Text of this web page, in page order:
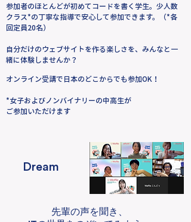
参加者のほとんどが初めてコードを書く学生。少人数
クラス*の丁寧な指導で安心して参加できます。（*各
回定員20名）
自分だけのウェブサイトを作る楽しさを、みんなと一
緒に体験しませんか？
オンライン受講で日本のどこからでも参加OK！
*女子およびノンバイナリーの中高生が
ご参加いただけます
Dream
先輩の声を聞き、